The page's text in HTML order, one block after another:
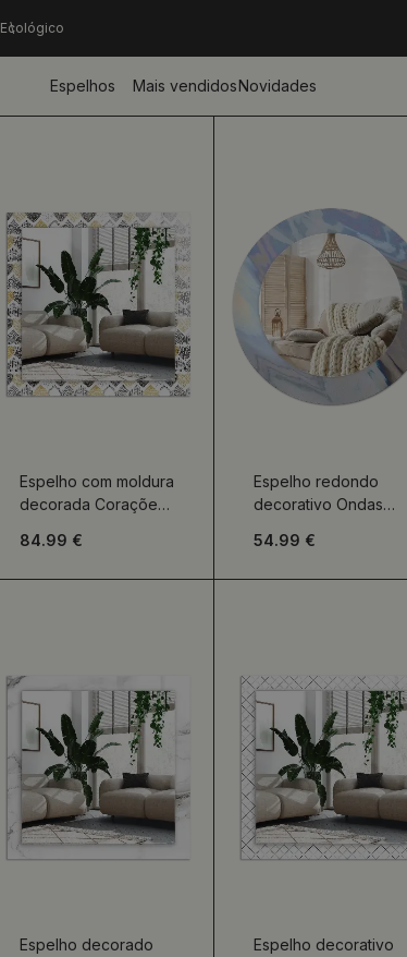
Ecológico
Espelhos Mais vendidosNovidades
Espelho com moldura
decorada Corações
84.99 €
Espelho redondo
decorativo Ondas
54.99 €
Espelho decorado
Espelho decorativo